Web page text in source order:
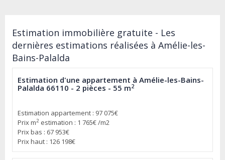
Estimation immobilière gratuite - Les
dernières estimations réalisées à Amélie-les-
Bains-Palalda
Estimation d'une appartement à Amélie-les-Bains-
Palalda 66110 - 2 pièces - 55 m2
Estimation appartement : 97 075€
Prix m2 estimation : 1 765€ /m2
Prix bas : 67 953€
Prix haut : 126 198€